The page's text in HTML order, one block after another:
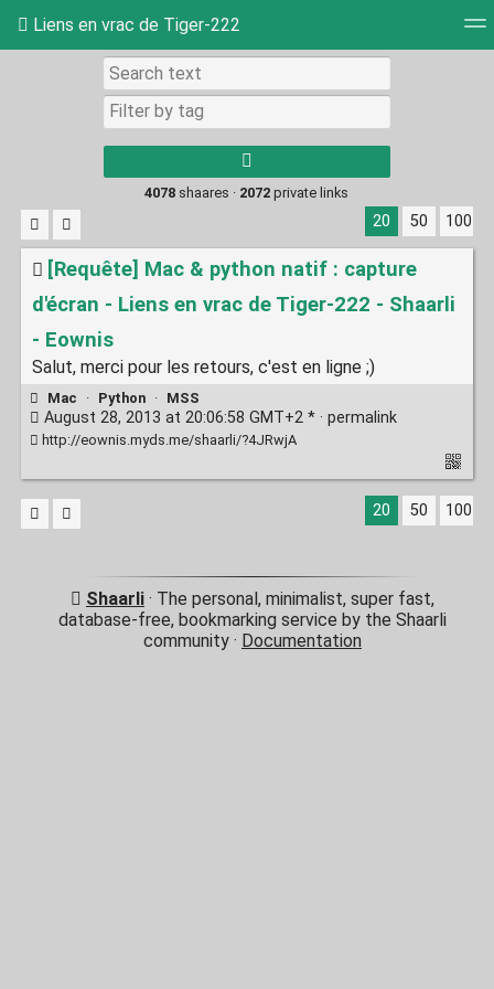
Liens en vrac de Tiger-222
Picture wall
4078 shaares · 2072 private links
20 50 100
[Requête] Mac & python natif : capture
d'écran - Liens en vrac de Tiger-222 - Shaarli
- Eownis
Salut, merci pour les retours, c'est en ligne ;)
Mac · Python · MSS
August 28, 2013 at 20:06:58 GMT+2 * · permalink
http://eownis.myds.me/shaarli/?4JRwjA
20 50 100
Shaarli· The personal, minimalist, super fast,
database-free, bookmarking service by the Shaarli
community · Documentation